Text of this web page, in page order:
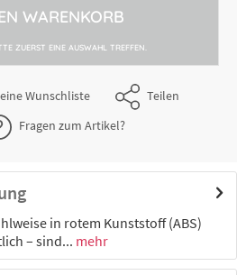
Kunststoff, rot, Gewicht ca. 2,7 kg
WARENKORB
ZUERST EINE AUSWAHL TREFFEN.
Wunschliste
Teilen
Fragen zum Artikel?
in rotem Kunststoff (ABS)
– sind... mehr